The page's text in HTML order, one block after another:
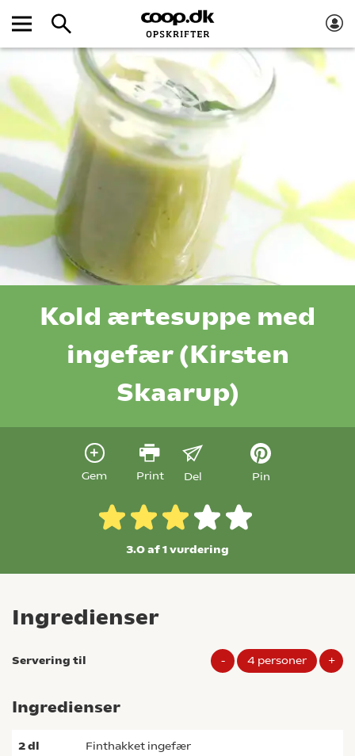
Kold ærtesuppe med
ingefær (Kirsten
Skaarup)
Gem Print Del Pin
3.0 af 1vurdering
Ingredienser
Servering til - 4 personer +
Ingredienser
2dl finthakket ingefær